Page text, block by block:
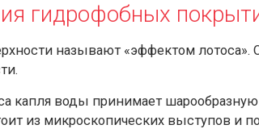
гидрофобных
называют «эффектом лотоса».
капля воды принимает
из микроскопических выступов и